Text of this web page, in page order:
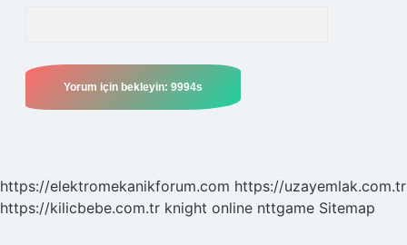
https://elektromekanikforum.com https://uzayemlak.com.tr
https://kilicbebe.com.tr knight online nttgame Sitemap